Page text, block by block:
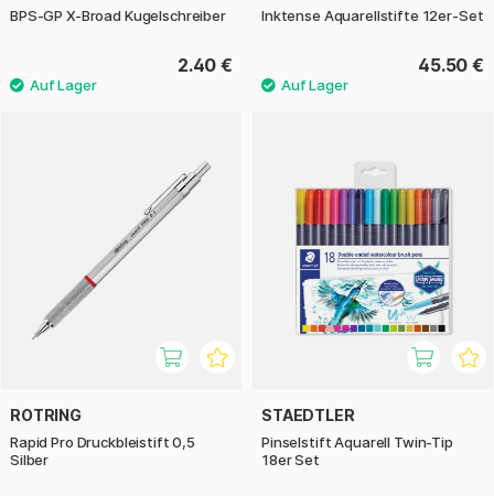
BPS-GP X-Broad Kugelschreiber
2.40 €
Inktense Aquarellstifte 12er-Set
45.50 €
ROTRING
Rapid Pro Druckbleistift 0,5
Silber
STAEDTLER
Pinselstift Aquarell Twin-Tip
18er Set